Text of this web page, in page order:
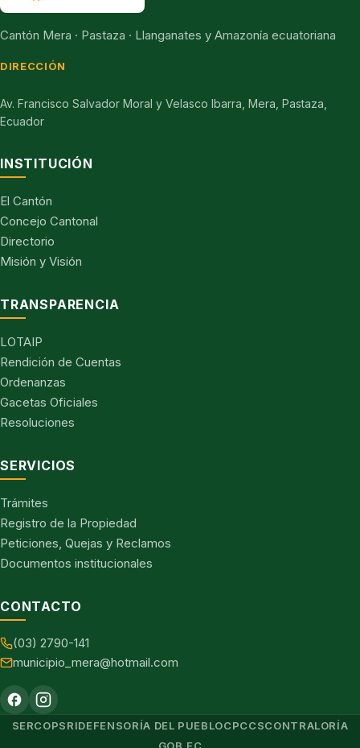
Cantón Mera · Pastaza · Llanganates y Amazonía ecuatoriana
DIRECCIÓN
Av. Francisco Salvador Moral y Velasco Ibarra, Mera, Pastaza,
Ecuador
INSTITUCIÓN
El Cantón
Concejo Cantonal
Directorio
Misión y Visión
TRANSPARENCIA
LOTAIP
Rendición de Cuentas
Ordenanzas
Gacetas Oficiales
Resoluciones
SERVICIOS
Trámites
Registro de la Propiedad
Peticiones, Quejas y Reclamos
Documentos institucionales
CONTACTO
(03) 2790-141
municipio_mera@hotmail.com
SERCOPSRIDEFENSORÍA DEL PUEBLOCPCCSCONTRALORÍA